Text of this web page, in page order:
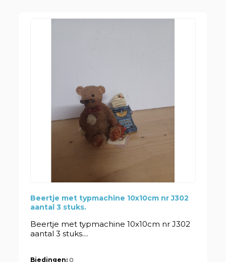
Beertje met typmachine 10x10cm nr J302
aantal 3 stuks.
Beertje met typmachine 10x10cm nr J302
aantal 3 stuks....
Biedingen: 0